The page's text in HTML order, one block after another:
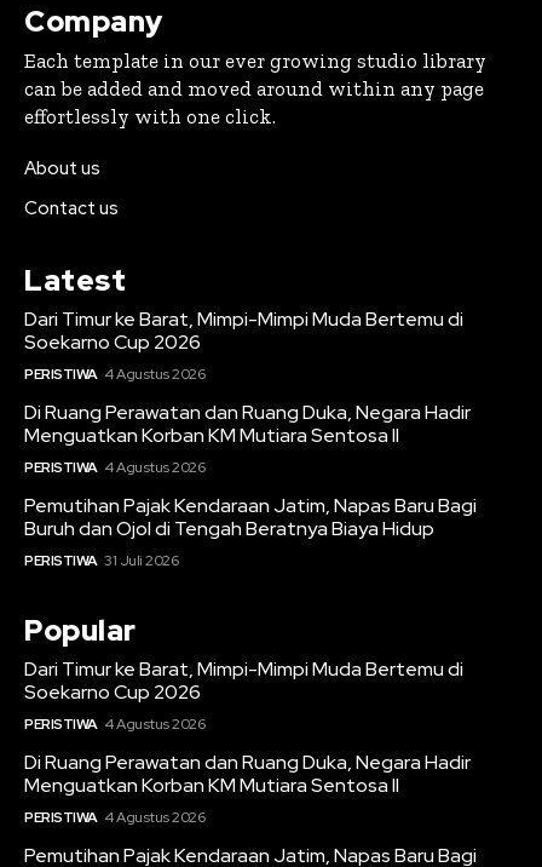
Company
Each template in our ever growing studio library
can be added and moved around within any page
effortlessly with one click.
About us
Contact us
Latest
Dari Timur ke Barat, Mimpi-Mimpi Muda Bertemu di
Soekarno Cup 2026
PERISTIWA 4 Agustus 2026
Di Ruang Perawatan dan Ruang Duka, Negara Hadir
Menguatkan Korban KM Mutiara Sentosa II
PERISTIWA 4 Agustus 2026
Pemutihan Pajak Kendaraan Jatim, Napas Baru Bagi
Buruh dan Ojol di Tengah Beratnya Biaya Hidup
PERISTIWA 31 Juli 2026
Popular
Dari Timur ke Barat, Mimpi-Mimpi Muda Bertemu di
Soekarno Cup 2026
PERISTIWA 4 Agustus 2026
Di Ruang Perawatan dan Ruang Duka, Negara Hadir
Menguatkan Korban KM Mutiara Sentosa II
PERISTIWA 4 Agustus 2026
Pemutihan Pajak Kendaraan Jatim, Napas Baru Bagi